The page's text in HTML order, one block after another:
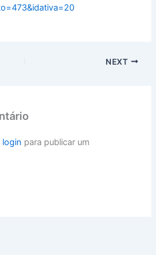
NEXT
login para publicar um